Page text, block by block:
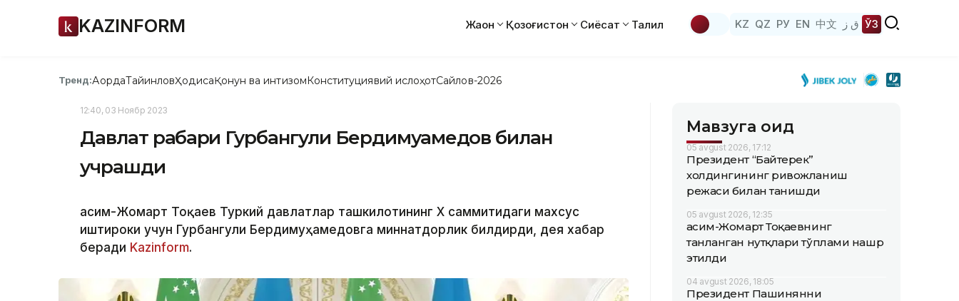
KAZINFORM Жаҳон Қозоғистон Сиёсат Таҳлил KZ QZ РУ EN 中文 ق ز ЎЗ
Тренд:АқордаТайинловҲодисаҚонун ва интизомКонституциявий ислоҳотСайлов-2026
12:40, 03 Ноябр 2023
Давлат раҳбари Гурбангули Бердимуҳамедов билан
учрашди
Қасим-Жомарт Тоқаев Туркий давлатлар ташкилотининг Х саммитидаги махсус
иштироки учун Гурбангули Бердимуҳамедовга миннатдорлик билдирди, дея хабар
беради Kazinform.
Мавзуга оид
05 avgust 2026, 17:12
Президент “Байтерек”
холдингининг ривожланиш
режаси билан танишди
05 avgust 2026, 12:35
Қасим-Жомарт Тоқаевнинг
танланган нутқлари тўплами нашр
этилди
04 avgust 2026, 18:05
Президент Пашинянни